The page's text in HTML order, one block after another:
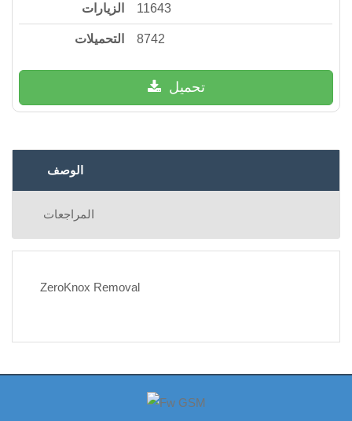
الزيارات 11643
التحميلات 8742
تحميل
الوصف
المراجعات
ZeroKnox Removal